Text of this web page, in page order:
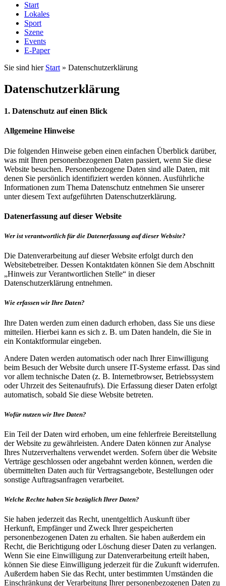
Start
Lokales
Sport
Szene
Events
E-Paper
Sie sind hier Start » Datenschutzerklärung
Datenschutzerklärung
1. Datenschutz auf einen Blick
Allgemeine Hinweise
Die folgenden Hinweise geben einen einfachen Überblick darüber,
was mit Ihren personenbezogenen Daten passiert, wenn Sie diese
Website besuchen. Personenbezogene Daten sind alle Daten, mit
denen Sie persönlich identifiziert werden können. Ausführliche
Informationen zum Thema Datenschutz entnehmen Sie unserer
unter diesem Text aufgeführten Datenschutzerklärung.
Datenerfassung auf dieser Website
Wer ist verantwortlich für die Datenerfassung auf dieser Website?
Die Datenverarbeitung auf dieser Website erfolgt durch den
Websitebetreiber. Dessen Kontaktdaten können Sie dem Abschnitt
„Hinweis zur Verantwortlichen Stelle“ in dieser
Datenschutzerklärung entnehmen.
Wie erfassen wir Ihre Daten?
Ihre Daten werden zum einen dadurch erhoben, dass Sie uns diese
mitteilen. Hierbei kann es sich z. B. um Daten handeln, die Sie in
ein Kontaktformular eingeben.
Andere Daten werden automatisch oder nach Ihrer Einwilligung
beim Besuch der Website durch unsere IT-Systeme erfasst. Das sind
vor allem technische Daten (z. B. Internetbrowser, Betriebssystem
oder Uhrzeit des Seitenaufrufs). Die Erfassung dieser Daten erfolgt
automatisch, sobald Sie diese Website betreten.
Wofür nutzen wir Ihre Daten?
Ein Teil der Daten wird erhoben, um eine fehlerfreie Bereitstellung
der Website zu gewährleisten. Andere Daten können zur Analyse
Ihres Nutzerverhaltens verwendet werden. Sofern über die Website
Verträge geschlossen oder angebahnt werden können, werden die
übermittelten Daten auch für Vertragsangebote, Bestellungen oder
sonstige Auftragsanfragen verarbeitet.
Welche Rechte haben Sie bezüglich Ihrer Daten?
Sie haben jederzeit das Recht, unentgeltlich Auskunft über
Herkunft, Empfänger und Zweck Ihrer gespeicherten
personenbezogenen Daten zu erhalten. Sie haben außerdem ein
Recht, die Berichtigung oder Löschung dieser Daten zu verlangen.
Wenn Sie eine Einwilligung zur Datenverarbeitung erteilt haben,
können Sie diese Einwilligung jederzeit für die Zukunft widerrufen.
Außerdem haben Sie das Recht, unter bestimmten Umständen die
Einschränkung der Verarbeitung Ihrer personenbezogenen Daten zu